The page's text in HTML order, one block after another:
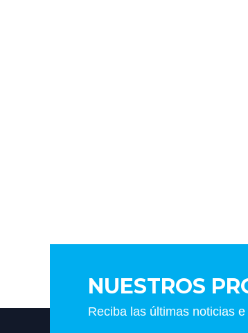
NUESTROS
Reciba las últimas noticias